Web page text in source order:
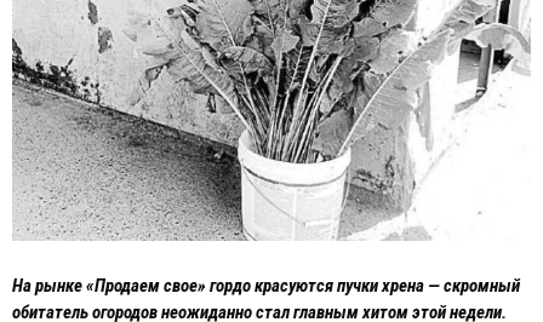
На рынке «Продаем свое» гордо красуются пучки хрена — скромный
обитатель огородов неожиданно стал главным хитом этой недели.